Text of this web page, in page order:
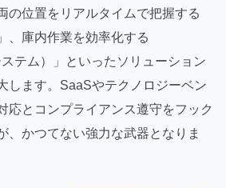
の位置をリアルタイムで把握する
、庫内作業を効率化する
ステム）」といったソリューション
します。SaaSやテクノロジーベン
応とコンプライアンス遵守をフック
、かつてない強力な武器となりま